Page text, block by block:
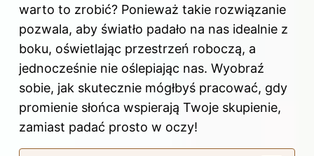
warto to zrobić? Ponieważ takie rozwiązanie
pozwala, aby światło padało na nas idealnie z
boku, oświetlając przestrzeń roboczą, a
jednocześnie nie oślepiając nas. Wyobraź
sobie, jak skutecznie mógłbyś pracować, gdy
promienie słońca wspierają Twoje skupienie,
zamiast padać prosto w oczy!